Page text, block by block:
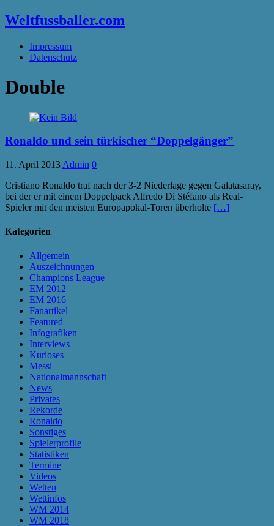
Weltfussballer.com
Impressum
Datenschutz
Double
Ronaldo und sein türkischer “Doppelgänger”
11. April 2013 Admin 0
Cristiano Ronaldo traf nach der 3-2 Niederlage gegen Galatasaray,
bei der er mit einem Doppelpack Alfredo Di Stéfano als Real-
Spieler mit den meisten Europapokal-Toren überholte […]
Kategorien
Allgemein
Auszeichnungen
Champions League
EM 2012
EM 2016
Fanartikel
Featured
Infografiken
Interviews
Kurioses
Messi
Nationalmannschaft
News
Privates
Rekorde
Ronaldo
Sonstiges
Spielerprofile
Statistiken
Termine
Videos
Wetten
Wettinfos
WM 2014
WM 2018